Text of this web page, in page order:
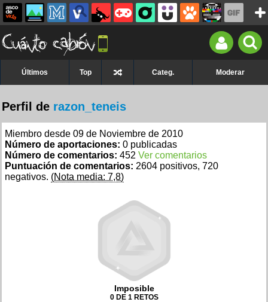
Últimos Top Categ. Moderar
Perfil de razon_teneis
Miembro desde 09 de Noviembre de 2010
Número de aportaciones: 0 publicadas
Número de comentarios: 452 Ver comentarios
Puntuación de comentarios: 2604 positivos, 720
negativos. (Nota media: 7,8)
Imposible
0 DE 1 RETOS